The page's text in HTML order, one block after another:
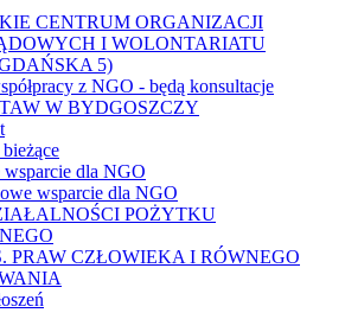
CENTRUM ORGANIZACJI
I WOLONTARIATU
5)
z NGO - będą konsultacje
W BYDGOSZCZY
wsparcie dla NGO
wsparcie dla NGO
POŻYTKU
PRAW CZŁOWIEKA I RÓWNEGO